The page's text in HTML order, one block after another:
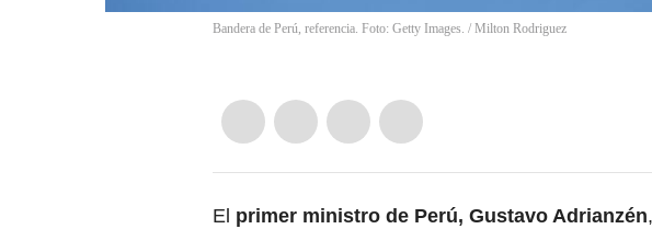
Bandera de Perú, referencia. Foto: Getty Images. / Milton Rodriguez
El primer ministro de Perú, Gustavo Adrianzén